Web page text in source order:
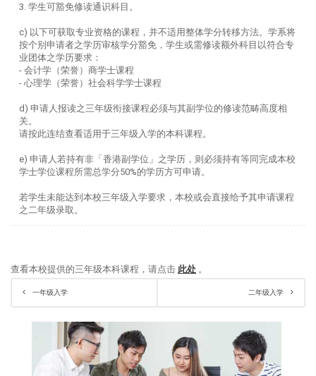
3. 学生可豁免修读通识科目。
c) 以下可获取专业资格的课程，并不适用整体学分转移方法。学系将
按个别申请者之学历审核学分豁免，学生或需修读额外科目以符合专
业团体之学历要求：
- 会计学（荣誉）商学士课程
- 心理学（荣誉）社会科学学士课程
d) 申请人报读之三年级衔接课程必须与其副学位的修读范畴高度相
关。
请按此连结查看适用于三年级入学的本科课程。
e) 申请人若持有非「香港副学位」之学历，则必须持有等同完成本校
学士学位课程所需总学分50%的学历方可申请。
若学生未能达到本校三年级入学要求，本校或会直接给予其申请课程
之二年级录取。
查看本校提供的三年级本科课程，请点击 此处 。
一年级入学 二年级入学